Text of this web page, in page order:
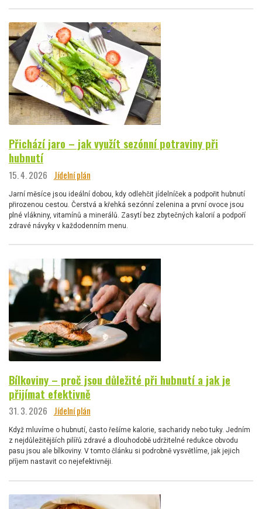
Přichází jaro – jak využít sezónní potraviny při
hubnutí
15. 4. 2026 Jídelní plán
Jarní měsíce jsou ideální dobou, kdy odlehčit jídelníček a podpořit hubnutí
přirozenou cestou. Čerstvá a křehká sezónní zelenina a první ovoce jsou
plné vlákniny, vitamínů a minerálů. Zasytí bez zbytečných kalorií a podpoří
zdravé návyky v každodenním menu.
Bílkoviny – proč jsou důležité při hubnutí a jak je
přijímat efektivně
31. 3. 2026 Jídelní plán
Když mluvíme o hubnutí, často řešíme kalorie, sacharidy nebo tuky. Jedním
z nejdůležitějších pilířů zdravé a dlouhodobě udržitelné redukce obvodu
pasu jsou ale bílkoviny. V tomto článku si podrobně vysvětlíme, jak jejich
příjem nastavit co nejefektivněji.